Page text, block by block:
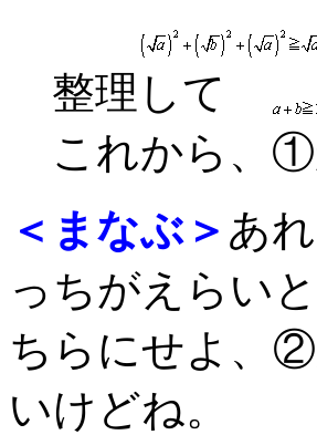
整理して
これから、①
＜まなぶ＞ あ
っちがえらい
ちらにせよ、
いけどね。